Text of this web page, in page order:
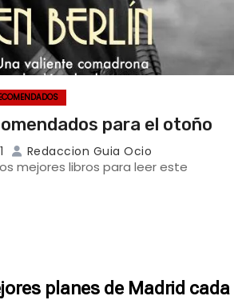
para el otoño
Redaccion Guia Ocio
mejores libros para leer este
planes de Madrid